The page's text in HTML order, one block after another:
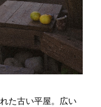
た古い平屋。広い